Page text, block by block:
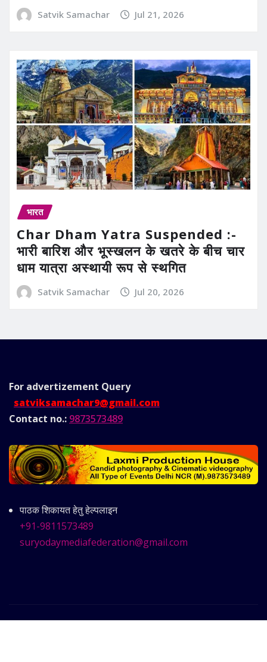
Satvik Samachar Jul 21, 2026
भारत
Char Dham Yatra Suspended :-
भारी बारिश और भूस्खलन के खतरे के बीच चार
धाम यात्रा अस्थायी रूप से स्थगित
Satvik Samachar Jul 20, 2026
For advertizement Query
satviksamachar9@gmail.com
Contact no.: 9873573489
पाठक शिकायत हेतु हेल्पलाइन
+91-9811573489
suryodaymediafederation@gmail.com